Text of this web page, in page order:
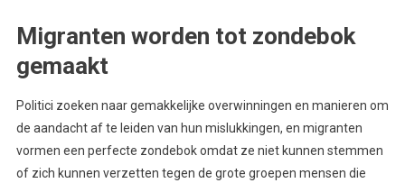
Migranten worden tot zondebok
gemaakt
Politici zoeken naar gemakkelijke overwinningen en manieren om
de aandacht af te leiden van hun mislukkingen, en migranten
vormen een perfecte zondebok omdat ze niet kunnen stemmen
of zich kunnen verzetten tegen de grote groepen mensen die